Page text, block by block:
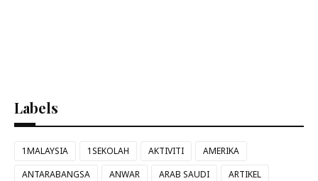
Labels
1MALAYSIA 1SEKOLAH AKTIVITI
AMERIKA
ANTARABANGSA
ANWAR ARAB SAUDI
ARTIKEL